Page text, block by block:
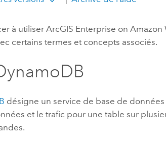
à utiliserArcGIS Enterprise on Amazon
certains termes et concepts associés.
désigne un service de base de
et le trafic pour une table sur